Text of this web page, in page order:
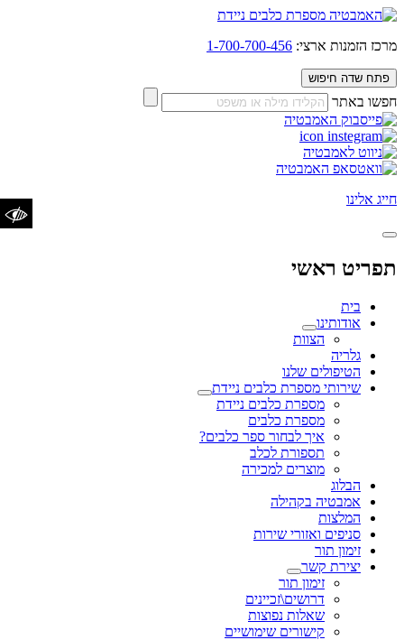
הגדלת טקסט
הקטנת
טקסט
איפוס טקסט
ניגודיות כהה
הדגשת כותרות
שנה לגופן נגיש/קריא
מרכז הזמנות ארצי: 1-700-700-456
פתח שדה חיפוש
חפשו באתר
חייג אלינו
תפריט ראשי
בית
אודותינו
הצוות
גלריה
הטיפולים שלנו
שירותי מספרת כלבים ניידת
מספרת כלבים ניידת
מספרת כלבים
איך לבחור ספר כלבים?
תספורת לכלב
מוצרים למכירה
הבלוג
אמבטיה בקהילה
המלצות
סניפים ואזורי שירות
זימון תור
יצירת קשר
זימון תור
דרושים\זכיינים
שאלות נפוצות
קישורים שימושיים